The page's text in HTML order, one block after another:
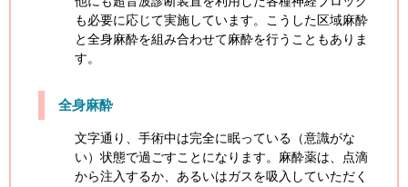
も必要に応じて実施しています。こうした区域麻酔
と全身麻酔を組み合わせて麻酔を行うこともありま
す。
全身麻酔
文字通り、手術中は完全に眠っている（意識がな
い）状態で過ごすことになります。麻酔薬は、点滴
から注入するか、あるいはガスを吸入していただく